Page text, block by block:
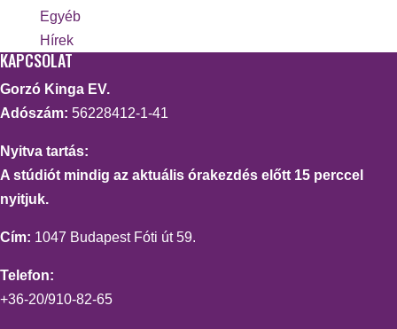
Egyéb
Hírek
KAPCSOLAT
Gorzó Kinga EV.
Adószám: 56228412-1-41
Nyitva tartás:
A stúdiót mindig az aktuális órakezdés előtt 15 perccel
nyitjuk.
Cím: 1047 Budapest Fóti út 59.
Telefon:
+36-20/910-82-65